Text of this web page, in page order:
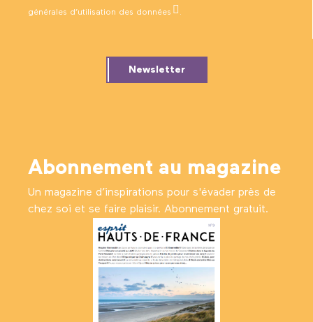
générales d’utilisation des données .
Newsletter
Abonnement au magazine
Un magazine d’inspirations pour s'évader près de
chez soi et se faire plaisir. Abonnement gratuit.